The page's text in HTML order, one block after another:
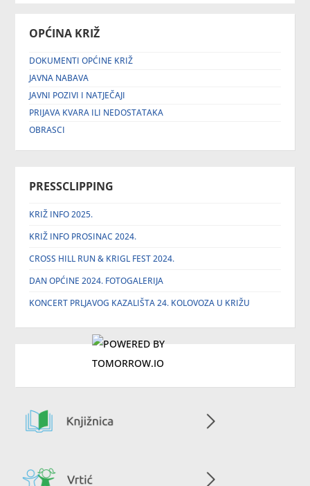
OPĆINA KRIŽ
DOKUMENTI OPĆINE KRIŽ
JAVNA NABAVA
JAVNI POZIVI I NATJEČAJI
PRIJAVA KVARA ILI NEDOSTATAKA
OBRASCI
PRESSCLIPPING
KRIŽ INFO 2025.
KRIŽ INFO PROSINAC 2024.
CROSS HILL RUN & KRIGL FEST 2024.
DAN OPĆINE 2024. FOTOGALERIJA
KONCERT PRLJAVOG KAZALIŠTA 24. KOLOVOZA U KRIŽU